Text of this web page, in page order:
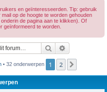
en geïnteresseerden. Tip: gebruik
op de hoogte te worden gehouden
de pagina aan te klikken). Of
geïnformeerd te worden.
Zoek
• 32 onderwerpen 1 2